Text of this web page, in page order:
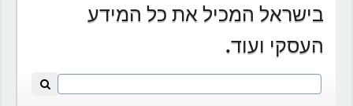
בישראל המכיל את כל המידע
העסקי ועוד.